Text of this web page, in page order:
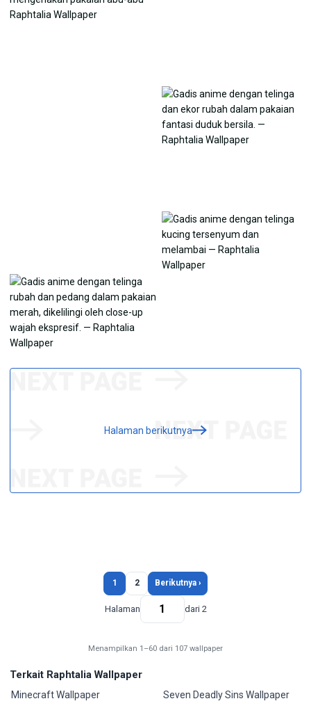
Halaman berikutnya
1 2 Berikutnya ›
Halaman dari 2
Menampilkan 1–60 dari 107 wallpaper
Terkait Raphtalia Wallpaper
Minecraft Wallpaper
Seven Deadly Sins Wallpaper